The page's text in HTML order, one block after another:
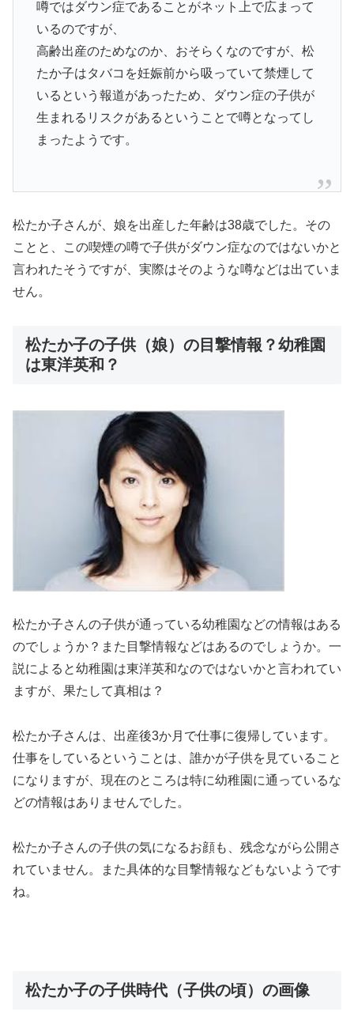
噂ではダウン症であることがネット上で広まって
いるのですが、
高齢出産のためなのか、おそらくなのですが、松
たか子はタバコを妊娠前から吸っていて禁煙して
いるという報道があったため、ダウン症の子供が
生まれるリスクがあるということで噂となってし
まったようです。
松たか子さんが、 娘を出産した年齢は38歳でした。その
ことと、この喫煙の噂で子供がダウン症なのではないかと
言われたそうですが、実際はそのような噂などは出ていま
せん。
松たか子の子供（娘）の目撃情報？幼稚園
は東洋英和？
松たか子さんの子供が通っている幼稚園 などの情報はある
のでしょうか？また 目撃情報などはあるのでしょうか。一
説によると幼稚園は東洋英和なのではないかと言われてい
ますが、果たして真相は？
松たか子さんは、 出産後3か月で仕事に復帰 しています。
仕事をしているということは、誰かが子供を見ていること
になりますが、現在のところは特に幼稚園に通っているな
どの情報はありませんでした。
松たか子さんの子供の気になるお顔も、残念ながら公開さ
れていません。また具体的な目撃情報などもないようです
ね。
松たか子の子供時代（子供の頃）の画像